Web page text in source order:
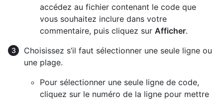
accédez au fichier contenant le code que
vous souhaitez inclure dans votre
commentaire, puis cliquez sur Afficher.
Choisissez s’il faut sélectionner une seule ligne ou
une plage.
Pour sélectionner une seule ligne de code,
cliquez sur le numéro de la ligne pour mettre